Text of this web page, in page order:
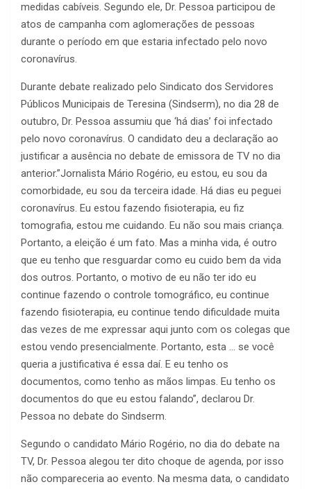
medidas cabíveis. Segundo ele, Dr. Pessoa participou de
atos de campanha com aglomerações de pessoas
durante o período em que estaria infectado pelo novo
coronavírus.
Durante debate realizado pelo Sindicato dos Servidores
Públicos Municipais de Teresina (Sindserm), no dia 28 de
outubro, Dr. Pessoa assumiu que ‘há dias’ foi infectado
pelo novo coronavírus. O candidato deu a declaração ao
justificar a ausência no debate de emissora de TV no dia
anterior.”Jornalista Mário Rogério, eu estou, eu sou da
comorbidade, eu sou da terceira idade. Há dias eu peguei
coronavírus. Eu estou fazendo fisioterapia, eu fiz
tomografia, estou me cuidando. Eu não sou mais criança.
Portanto, a eleição é um fato. Mas a minha vida, é outro
que eu tenho que resguardar como eu cuido bem da vida
dos outros. Portanto, o motivo de eu não ter ido eu
continue fazendo o controle tomográfico, eu continue
fazendo fisioterapia, eu continue tendo dificuldade muita
das vezes de me expressar aqui junto com os colegas que
estou vendo presencialmente. Portanto, esta … se você
queria a justificativa é essa daí. E eu tenho os
documentos, como tenho as mãos limpas. Eu tenho os
documentos do que eu estou falando”, declarou Dr.
Pessoa no debate do Sindserm.
Segundo o candidato Mário Rogério, no dia do debate na
TV, Dr. Pessoa alegou ter dito choque de agenda, por isso
não compareceria ao evento. Na mesma data, o candidato